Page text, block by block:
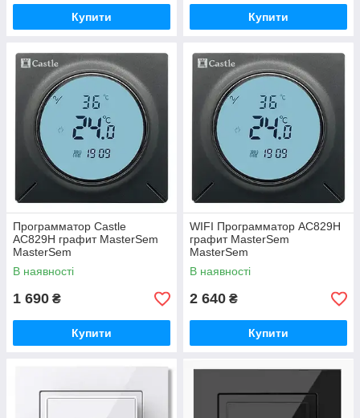
Купити Купити
Программатор Castle
АС829H графит MasterSem
MasterSem
В наявності
1 690 ₴
Купити
WIFI Программатор АС829H
графит MasterSem
MasterSem
В наявності
2 640 ₴
Купити